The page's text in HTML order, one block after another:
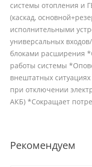
системы отопления и
(каскад,
исполнительными
универсальных
блоками расширения
работы системы
внештатных
при отключении
АКБ) *Сокращает
Рекомендуем